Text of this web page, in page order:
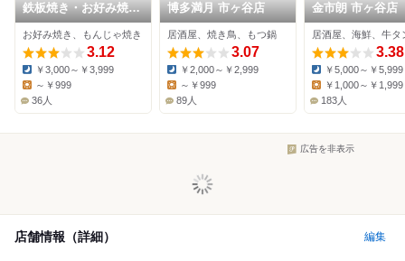
鉄板焼き・お好み焼
き・もんじゃ しょう
吉
お好み焼き、もんじゃ焼き
3.12
Dinner:
￥3,000～￥3,999
Lunch:
～￥999
36人
博多満月 市ヶ谷店
居酒屋、焼き鳥、もつ鍋
3.07
Dinner:
￥2,000～￥2,999
Lunch:
～￥999
89人
金市朗 市ヶ谷店
居酒屋、海鮮、牛タ
3.38
Dinner:
￥5,000～￥5,999
￥1,000～￥1,999
183人
広告を非表示
店舗情報（詳細） 編集